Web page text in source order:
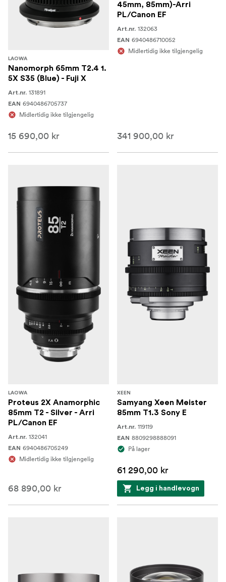
LAOWA
Nanomorph 65mm T2.4 1.
5X S35 (Blue) - Fuji X
Art.nr. 131891
EAN 6940486705737
Midlertidig ikke tilgjengelig
15 690,00 kr
45mm, 85mm)-Arri
PL/Canon EF
Art.nr. 132063
EAN 6940486710052
Midlertidig ikke tilgjengelig
341 900,00 kr
LAOWA
Proteus 2X Anamorphic
85mm T2 - Silver - Arri
PL/Canon EF
Art.nr. 132041
EAN 6940486705249
Midlertidig ikke tilgjengelig
68 890,00 kr
XEEN
Samyang Xeen Meister
85mm T1.3 Sony E
Art.nr. 119119
EAN 8809298888091
På lager
61 290,00 kr
Legg i handlevogn